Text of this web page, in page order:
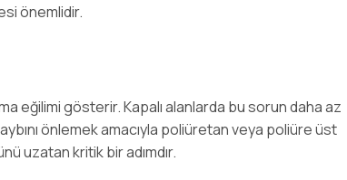
önemlidir.
eğilimi gösterir. Kapalı alanlarda bu sorun daha az
önlemek amacıyla poliüretan veya poliüre üst
uzatan kritik bir adımdır.